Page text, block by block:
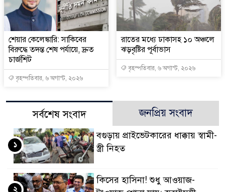
শেয়ার কেলেঙ্কারি: সাকিবের
বিরুদ্ধে তদন্ত শেষ পর্যায়ে, দ্রুত
চার্জশিট
বৃহস্পতিবার, ৬ অগাস্ট, ২০২৬
রাতের মধ্যে ঢাকাসহ ১০ অঞ্চলে
ঝড়বৃষ্টির পূর্বাভাস
বৃহস্পতিবার, ৬ অগাস্ট, ২০২৬
সর্বশেষ সংবাদ জনপ্রিয় সংবাদ
বগুড়ায় প্রাইভেটকারের ধাক্কায় স্বামী-
স্ত্রী নিহত
১
কিসের হাসিনা! শুধু আওয়াজ-
২